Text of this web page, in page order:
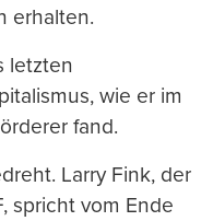
erhalten.
letzten
wie er im
fand.
Larry Fink, der
spricht vom Ende